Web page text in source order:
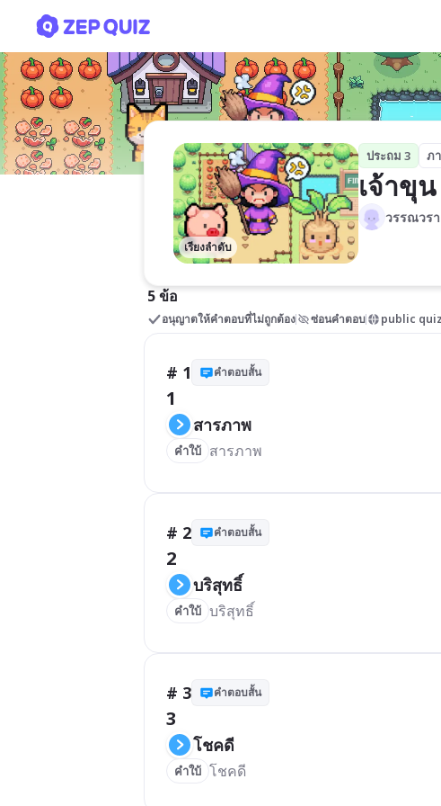
เรียงลำดับ
ประถม 3 ภ
เจ้าขุน
วรรณวร
5 ข้อ
อนุญาตให้คำตอบที่ไม่ถูกต้อง ซ่อนคำตอบ public quiz
# 1 คำตอบสั้น
1
สารภาพ
คำใบ้ สารภาพ
# 2 คำตอบสั้น
2
บริสุทธิ์
คำใบ้ บริสุทธิ์
# 3 คำตอบสั้น
3
โชคดี
คำใบ้ โชคดี